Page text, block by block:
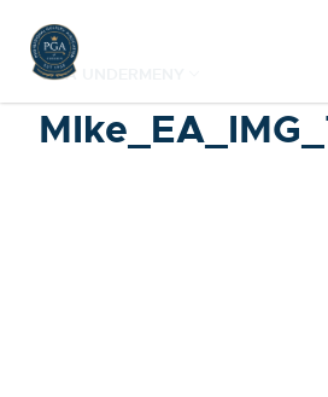
VISA UNDERMENY